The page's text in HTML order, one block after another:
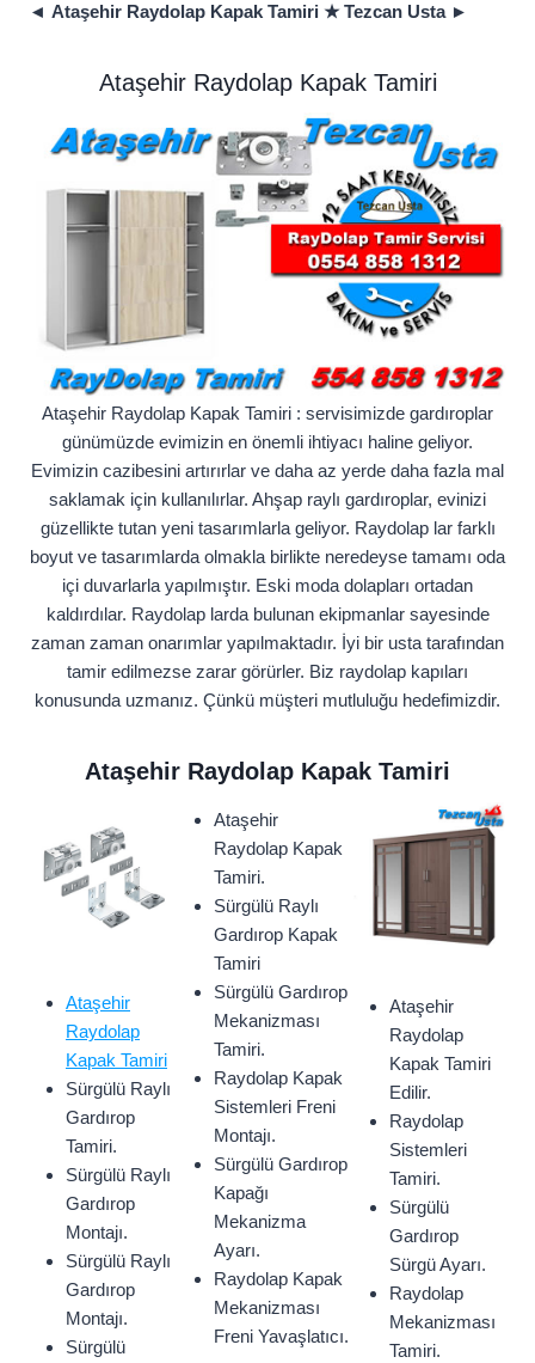
◄ Ataşehir Raydolap Kapak Tamiri ★ Tezcan Usta ►
Ataşehir Raydolap Kapak Tamiri
Ataşehir Raydolap Kapak Tamiri : servisimizde gardıroplar
günümüzde evimizin en önemli ihtiyacı haline geliyor.
Evimizin cazibesini artırırlar ve daha az yerde daha fazla mal
saklamak için kullanılırlar. Ahşap raylı gardıroplar, evinizi
güzellikte tutan yeni tasarımlarla geliyor. Raydolap lar farklı
boyut ve tasarımlarda olmakla birlikte neredeyse tamamı oda
içi duvarlarla yapılmıştır. Eski moda dolapları ortadan
kaldırdılar. Raydolap larda bulunan ekipmanlar sayesinde
zaman zaman onarımlar yapılmaktadır. İyi bir usta tarafından
tamir edilmezse zarar görürler. Biz raydolap kapıları
konusunda uzmanız. Çünkü müşteri mutluluğu hedefimizdir.
Ataşehir Raydolap Kapak Tamiri
Ataşehir
Raydolap
Kapak Tamiri
Sürgülü Raylı
Gardırop
Tamiri.
Sürgülü Raylı
Gardırop
Montajı.
Sürgülü Raylı
Gardırop
Montajı.
Sürgülü
Ataşehir
Raydolap Kapak
Tamiri.
Sürgülü Raylı
Gardırop Kapak
Tamiri
Sürgülü Gardırop
Mekanizması
Tamiri.
Raydolap Kapak
Sistemleri Freni
Montajı.
Sürgülü Gardırop
Kapağı
Mekanizma
Ayarı.
Raydolap Kapak
Mekanizması
Freni Yavaşlatıcı.
Ataşehir
Raydolap
Kapak Tamiri
Edilir.
Raydolap
Sistemleri
Tamiri.
Sürgülü
Gardırop
Sürgü Ayarı.
Raydolap
Mekanizması
Tamiri.